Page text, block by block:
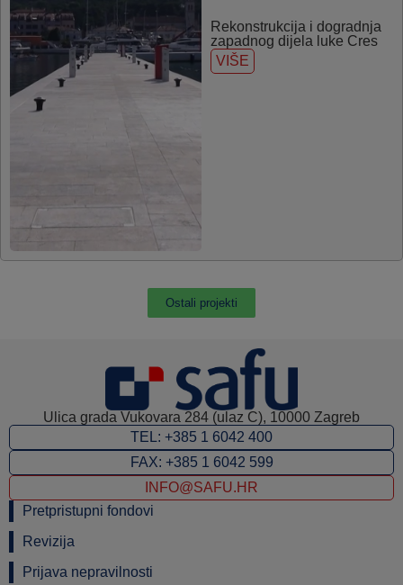
Rekonstrukcija i dogradnja
zapadnog dijela luke Cres
VIŠE
Ostali projekti
Ulica grada Vukovara 284 (ulaz C), 10000 Zagreb
TEL: +385 1 6042 400
FAX: +385 1 6042 599
INFO@SAFU.HR
Pretpristupni fondovi
Revizija
Prijava nepravilnosti